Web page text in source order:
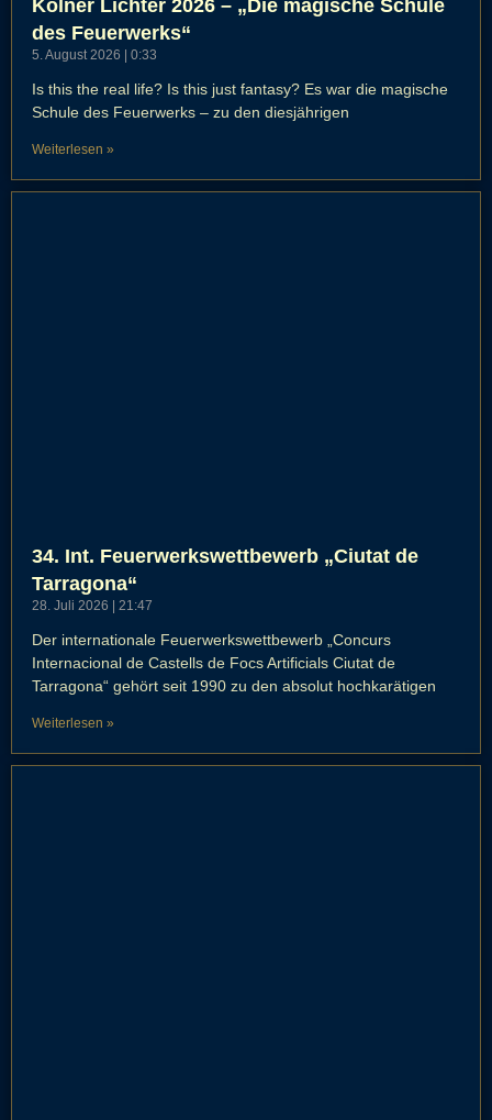
Kölner Lichter 2026 – „Die magische Schule
des Feuerwerks“
5. August 2026 0:33
Is this the real life? Is this just fantasy? Es war die magische
Schule des Feuerwerks – zu den diesjährigen
Weiterlesen »
34. Int. Feuerwerkswettbewerb „Ciutat de
Tarragona“
28. Juli 2026 21:47
Der internationale Feuerwerkswettbewerb „Concurs
Internacional de Castells de Focs Artificials Ciutat de
Tarragona“ gehört seit 1990 zu den absolut hochkarätigen
Weiterlesen »